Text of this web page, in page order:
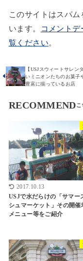
このサイトはスパ
います。
コメント
覧ください。
【USJスウィートサレン
いミニオンたちのお菓子
豊富に揃っているお店
RECOMMEND
2017.10.13
USJで水だらけの「サマー
シュマーケット」その開催
メニュー等をご紹介